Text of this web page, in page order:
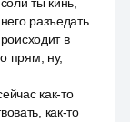
разъедать
в
прям, ну,
как-то
как-то